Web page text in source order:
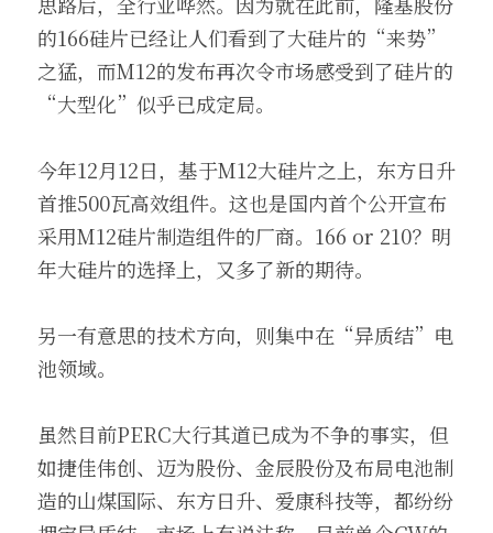
的166硅片已经让人们看到了大硅片的“来势”
之猛，而M12的发布再次令市场感受到了硅片的
“大型化”似乎已成定局。
今年12月12日，基于M12大硅片之上，东方日升
首推500瓦高效组件。这也是国内首个公开宣布
采用M12硅片制造组件的厂商。166 or 210？明
年大硅片的选择上，又多了新的期待。
另一有意思的技术方向，则集中在“异质结”电
池领域。
虽然目前PERC大行其道已成为不争的事实，但
如捷佳伟创、迈为股份、金辰股份及布局电池制
造的山煤国际、东方日升、爱康科技等，都纷纷